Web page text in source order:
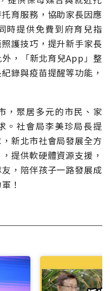
育服務，協助家長因應
時提供免費到府育兒指
護技巧，提升新手家長
，「新北育兒App」整
錄與疫苗提醒等功能，
，聚居多元的市民、家
。社會局李美珍局長提
新北市社會局發展全方
提供軟硬體資源支援，
，陪伴孩子一路發展成
！